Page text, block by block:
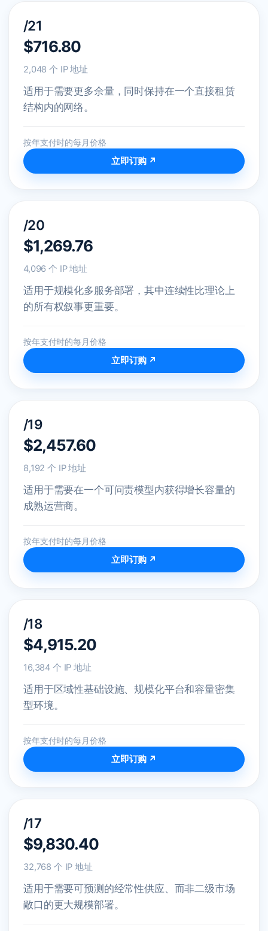
/21
$716.80
2,048 个 IP 地址
适用于需要更多余量，同时保持在一个直接租赁
结构内的网络。
按年支付时的每月价格
立即订购 ↗
/20
$1,269.76
4,096 个 IP 地址
适用于规模化多服务部署，其中连续性比理论上
的所有权叙事更重要。
按年支付时的每月价格
立即订购 ↗
/19
$2,457.60
8,192 个 IP 地址
适用于需要在一个可问责模型内获得增长容量的
成熟运营商。
按年支付时的每月价格
立即订购 ↗
/18
$4,915.20
16,384 个 IP 地址
适用于区域性基础设施、规模化平台和容量密集
型环境。
按年支付时的每月价格
立即订购 ↗
/17
$9,830.40
32,768 个 IP 地址
适用于需要可预测的经常性供应、而非二级市场
敞口的更大规模部署。